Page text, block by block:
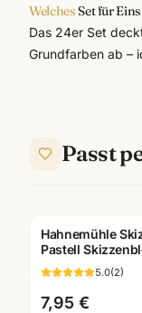
WelchesSet für
Das 24er Set
Grundfarben ab –
Passt
Hahnemühle
Pastell
130g · A3/A4/A5 ·
Künstlerbedarf
Mannheim
5.0(2)
7,95 €